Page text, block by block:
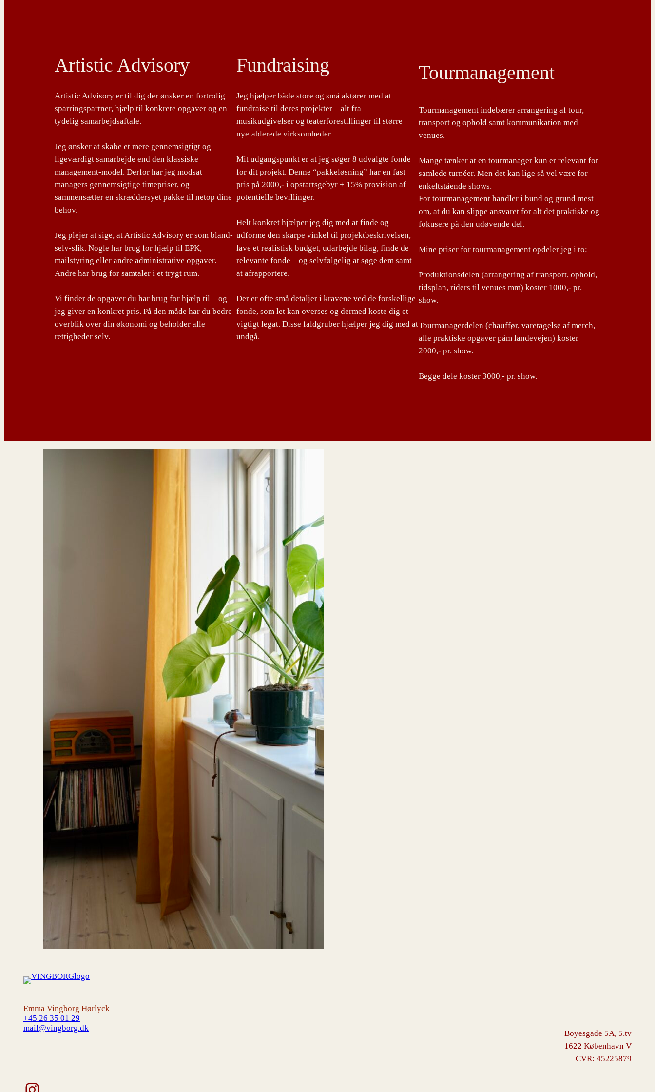
Artistic Advisory
Artistic Advisory er til dig der ønsker en fortrolig
sparringspartner, hjælp til konkrete opgaver og en
tydelig samarbejdsaftale.
Jeg ønsker at skabe et mere gennemsigtigt og
ligeværdigt samarbejde end den klassiske
management-model. Derfor har jeg modsat
managers gennemsigtige timepriser, og
sammensætter en skræddersyet pakke til netop dine
behov.
Jeg plejer at sige, at Artistic Advisory er som bland-
selv-slik. Nogle har brug for hjælp til EPK,
mailstyring eller andre administrative opgaver.
Andre har brug for samtaler i et trygt rum.
Vi finder de opgaver du har brug for hjælp til – og
jeg giver en konkret pris. På den måde har du bedre
overblik over din økonomi og beholder alle
rettigheder selv.
Fundraising
Jeg hjælper både store og små aktører med at
fundraise til deres projekter – alt fra
musikudgivelser og teaterforestillinger til større
nyetablerede virksomheder.
Mit udgangspunkt er at jeg søger 8 udvalgte fonde
for dit projekt. Denne “pakkeløsning” har en fast
pris på 2000,- i opstartsgebyr + 15% provision af
potentielle bevillinger.
Helt konkret hjælper jeg dig med at finde og
udforme den skarpe vinkel til projektbeskrivelsen,
lave et realistisk budget, udarbejde bilag, finde de
relevante fonde – og selvfølgelig at søge dem samt
at afrapportere.
Der er ofte små detaljer i kravene ved de forskellige
fonde, som let kan overses og dermed koste dig et
vigtigt legat. Disse faldgruber hjælper jeg dig med at
undgå.
Tourmanagement
Tourmanagement indebærer arrangering af tour,
transport og ophold samt kommunikation med
venues.
Mange tænker at en tourmanager kun er relevant for
samlede turnéer. Men det kan lige så vel være for
enkeltstående shows.
For tourmanagement handler i bund og grund mest
om, at du kan slippe ansvaret for alt det praktiske og
fokusere på den udøvende del.
Mine priser for tourmanagement opdeler jeg i to:
Produktionsdelen (arrangering af transport, ophold,
tidsplan, riders til venues mm) koster 1000,- pr.
show.
Tourmanagerdelen (chauffør, varetagelse af merch,
alle praktiske opgaver påm landevejen) koster
2000,- pr. show.
Begge dele koster 3000,- pr. show.
Emma Vingborg Hørlyck
+45 26 35 01 29
mail@vingborg.dk
Boyesgade 5A, 5.tv
1622 København V
CVR: 45225879